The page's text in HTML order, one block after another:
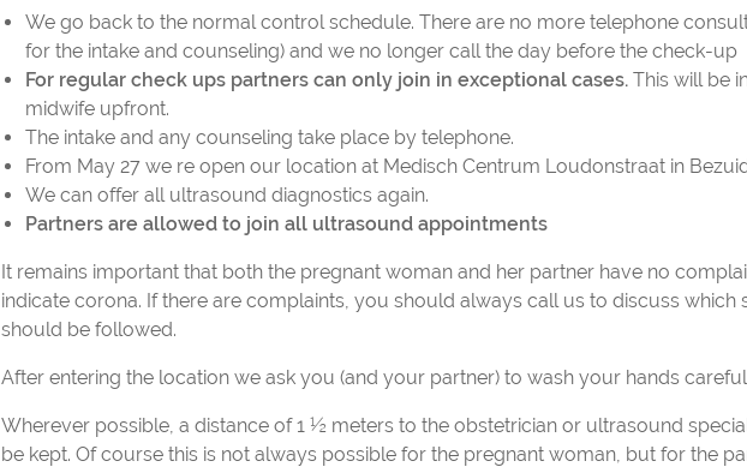
We go back to the normal control schedule. There are no more telephone
for the intake and counseling) and we no longer call the day before the check-up
For regular check ups partners can only join in exceptional cases. This will be
midwife upfront.
The intake and any counseling take place by telephone.
From May 27 we re open our location at Medisch Centrum Loudonstraat in
We can offer all ultrasound diagnostics again.
Partners are allowed to join all ultrasound appointments
It remains important that both the pregnant woman and her partner have no
indicate corona. If there are complaints, you should always call us to discuss which
should be followed.
After entering the location we ask you (and your partner) to wash your hands
Wherever possible, a distance of 1 ½ meters to the obstetrician or ultrasound
be kept. Of course this is not always possible for the pregnant woman, but for the